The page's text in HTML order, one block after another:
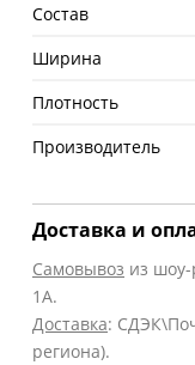
Состав
Ширина
Плотность
Производитель
Доставка и
Самовывоз из шоу-
1А.
Доставка:
региона).